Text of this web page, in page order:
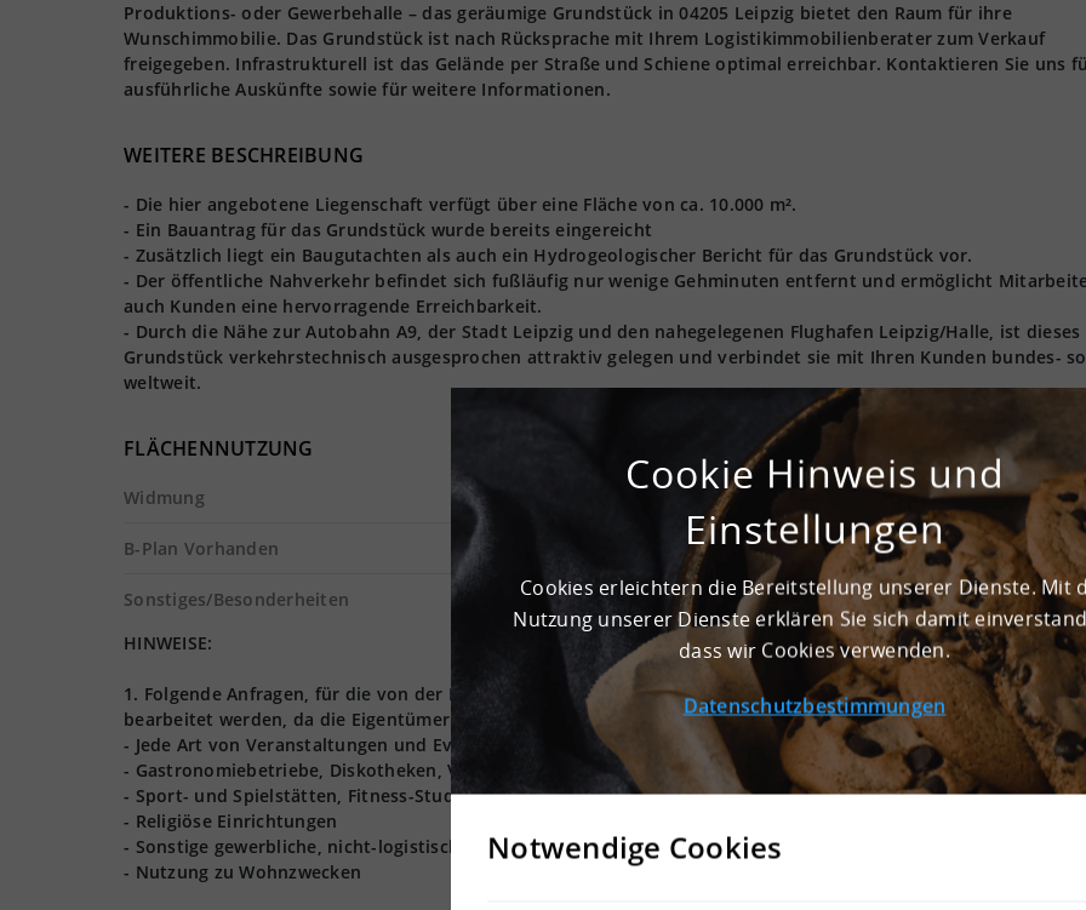
Produktions- oder Gewerbehalle – das geräumige Grundstück in 04205 Leipzig bietet den Raum für ihre
Wunschimmobilie. Das Grundstück ist nach Rücksprache mit Ihrem Logistikimmobilienberater zum Verkauf
freigegeben. Infrastrukturell ist das Gelände per Straße und Schiene optimal erreichbar. Kontaktieren Sie uns
ausführliche Auskünfte sowie für weitere Informationen.
WEITERE BESCHREIBUNG
- Die hier angebotene Liegenschaft verfügt über eine Fläche von ca. 10.000 m².
- Ein Bauantrag für das Grundstück wurde bereits eingereicht
- Zusätzlich liegt ein Baugutachten als auch ein Hydrogeologischer Bericht für das Grundstück vor.
- Der öffentliche Nahverkehr befindet sich fußläufig nur wenige Gehminuten entfernt und ermöglicht
auch Kunden eine hervorragende Erreichbarkeit.
- Durch die Nähe zur Autobahn A9, der Stadt Leipzig und den nahegelegenen Flughafen Leipzig/Halle, ist dieses
Grundstück verkehrstechnisch ausgesprochen attraktiv gelegen und verbindet sie mit Ihren Kunden bundes-
weltweit.
FLÄCHENNUTZUNG
Widmung
B-Plan Vorhanden Nein
Sonstiges/Besonderheiten
HINWEISE:
1. Folgende Anfragen, für die von der Logivest GmbH angebotenen Grundstücke und Bestandsflächen können
bearbeitet werden, da die Eigentümer nur Lager, Logistik, Produktion und Light Industrial als Nutzung
- Jede Art von Veranstaltungen und Events (Hochzeiten, Flohmärkte, Konzerte, Filmdrehs etc.)
- Gastronomiebetriebe, Diskotheken, Vergnügungsstätten
- Sport- und Spielstätten, Fitness-Studios
- Religiöse Einrichtungen
- Sonstige gewerbliche, nicht-logistische Nutzung wie Hundeschulen
- Nutzung zu Wohnzwecken
Cookie Hinweis und
Einstellungen
Cookies erleichtern die Bereitstellung unserer Dienste. Mit
Nutzung unserer Dienste erklären Sie sich damit
dass wir Cookies verwenden.
Datenschutzbestimmungen
Notwendige Cookies